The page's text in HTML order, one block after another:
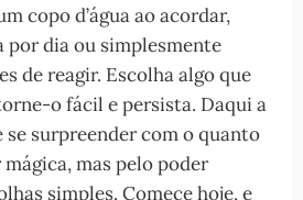
copo d’água ao acordar,
por dia ou simplesmente
de reagir. Escolha algo que
o fácil e persista. Daqui a
se surpreender com o quanto
mas pelo poder
simples. Comece hoje, e